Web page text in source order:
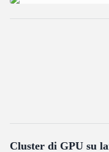
Cluster di GPU su